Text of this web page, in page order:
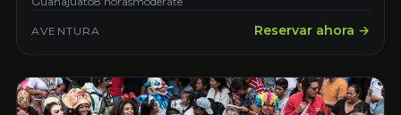
AVENTURA Reservar ahora →